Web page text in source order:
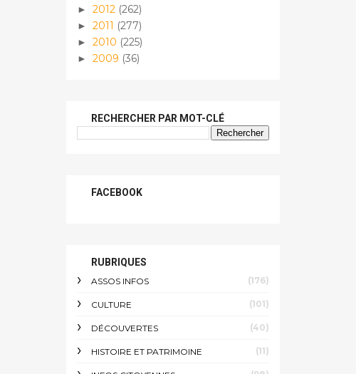
► 2012 (262)
► 2011 (277)
► 2010 (225)
► 2009 (36)
RECHERCHER PAR MOT-CLÉ
FACEBOOK
RUBRIQUES
ASSOS INFOS (176)
CULTURE (101)
DÉCOUVERTES (40)
HISTOIRE ET PATRIMOINE (11)